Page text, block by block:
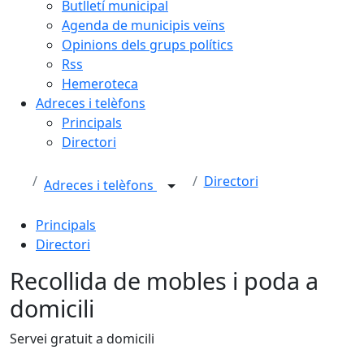
Butlletí municipal
Agenda de municipis veïns
Opinions dels grups polítics
Rss
Hemeroteca
Adreces i telèfons
Principals
Directori
Adreces i telèfons Directori
Principals
Directori
Recollida de mobles i poda a
domicili
Servei gratuit a domicili